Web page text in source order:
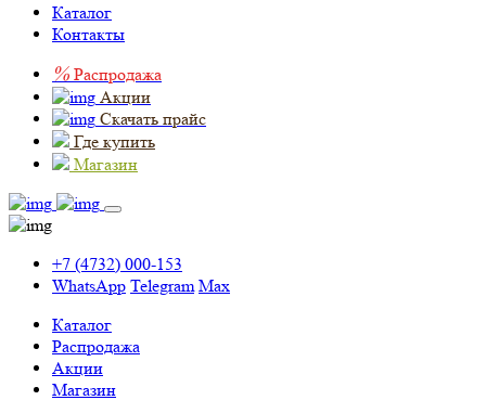
Каталог
Контакты
% Распродажа
Акции
Скачать прайс
Где купить
Магазин
+7 (4732) 000-153
WhatsApp Telegram Max
Каталог
Распродажа
Акции
Магазин